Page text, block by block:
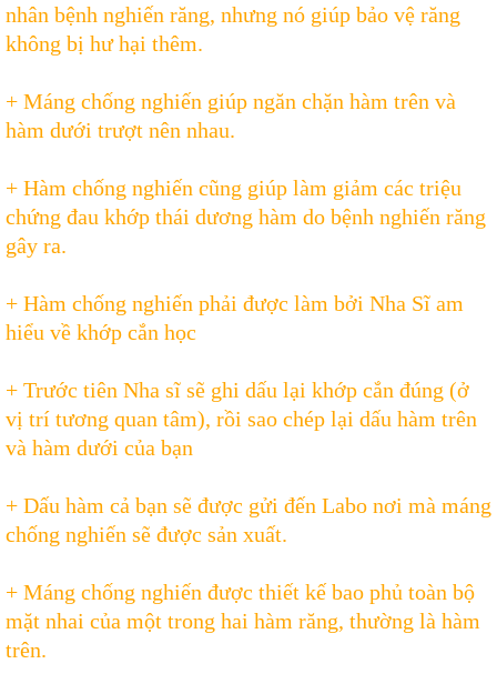
nhân bệnh nghiến răng, nhưng nó giúp bảo vệ răng
không bị hư hại thêm.
+ Máng chống nghiến giúp ngăn chặn hàm trên và
hàm dưới trượt nên nhau.
+ Hàm chống nghiến cũng giúp làm giảm các triệu
chứng đau khớp thái dương hàm do bệnh nghiến răng
gây ra.
+ Hàm chống nghiến phải được làm bởi Nha Sĩ am
hiểu về khớp cắn học
+ Trước tiên Nha sĩ sẽ ghi dấu lại khớp cắn đúng (ở
vị trí tương quan tâm), rồi sao chép lại dấu hàm trên
và hàm dưới của bạn
+ Dấu hàm cả bạn sẽ được gửi đến Labo nơi mà máng
chống nghiến sẽ được sản xuất.
+ Máng chống nghiến được thiết kế bao phủ toàn bộ
mặt nhai của một trong hai hàm răng, thường là hàm
trên.